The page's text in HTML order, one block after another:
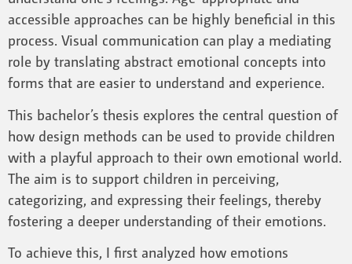
accessible approaches can be highly beneficial in this
process. Visual communication can play a mediating
role by translating abstract emotional concepts into
forms that are easier to understand and experience.
This bachelor’s thesis explores the central question of
how design methods can be used to provide children
with a playful approach to their own emotional world.
The aim is to support children in perceiving,
categorizing, and expressing their feelings, thereby
fostering a deeper understanding of their emotions.
To achieve this, I first analyzed how emotions